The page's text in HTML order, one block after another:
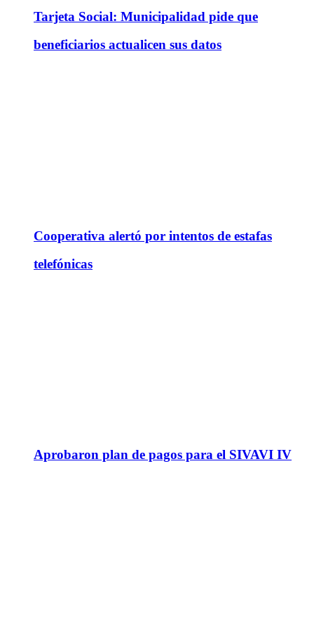
Tarjeta Social: Municipalidad pide que
beneficiarios actualicen sus datos
Cooperativa alertó por intentos de estafas
telefónicas
Aprobaron plan de pagos para el SIVAVI IV